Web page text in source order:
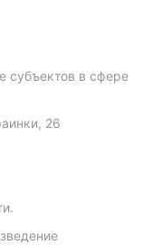
субъектов в сфере
26